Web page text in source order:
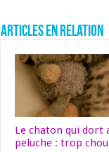
Articles en relation
Le chaton qui dort
peluche : trop chou